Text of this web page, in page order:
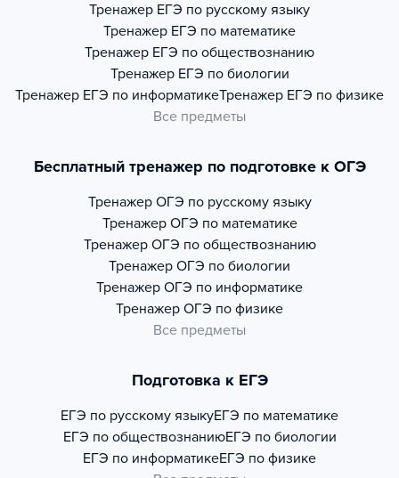
Тренажер ЕГЭ по русскому языку
Тренажер ЕГЭ по математике
Тренажер ЕГЭ по обществознанию
Тренажер ЕГЭ по биологии
Тренажер ЕГЭ по информатикеТренажер ЕГЭ по физике
Все предметы
Бесплатный тренажер по подготовке к ОГЭ
Тренажер ОГЭ по русскому языку
Тренажер ОГЭ по математике
Тренажер ОГЭ по обществознанию
Тренажер ОГЭ по биологии
Тренажер ОГЭ по информатике
Тренажер ОГЭ по физике
Все предметы
Подготовка к ЕГЭ
ЕГЭ по русскому языкуЕГЭ по математике
ЕГЭ по обществознаниюЕГЭ по биологии
ЕГЭ по информатикеЕГЭ по физике